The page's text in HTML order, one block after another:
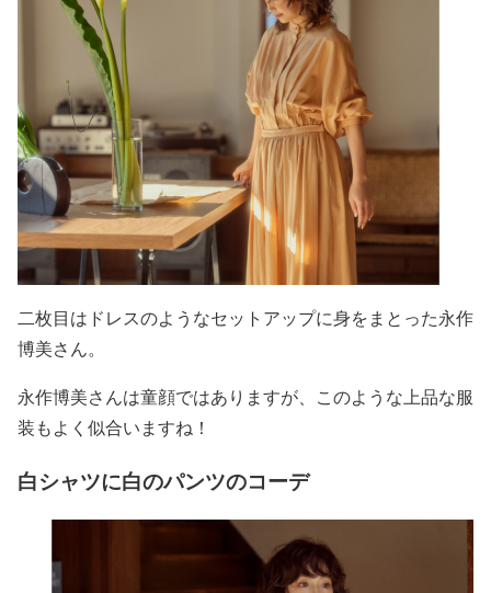
二枚目は ドレスのようなセットアップに身をまとった永作
博美さん。
永作博美さんは童顔ではありますが、このような上品な服
装もよく似合いますね！
白シャツに白のパンツのコーデ